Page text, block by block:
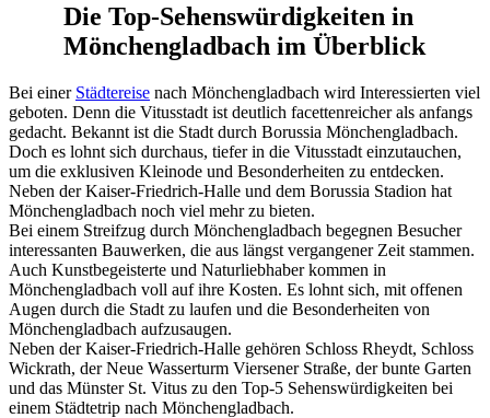
Die Top-Sehenswürdigkeiten in
Mönchengladbach im Überblick
Bei einer Städtereise nach Mönchengladbach wird Interessierten viel
geboten. Denn die Vitusstadt ist deutlich facettenreicher als anfangs
gedacht. Bekannt ist die Stadt durch Borussia Mönchengladbach.
Doch es lohnt sich durchaus, tiefer in die Vitusstadt einzutauchen,
um die exklusiven Kleinode und Besonderheiten zu entdecken.
Neben der Kaiser-Friedrich-Halle und dem Borussia Stadion hat
Mönchengladbach noch viel mehr zu bieten.
Bei einem Streifzug durch Mönchengladbach begegnen Besucher
interessanten Bauwerken, die aus längst vergangener Zeit stammen.
Auch Kunstbegeisterte und Naturliebhaber kommen in
Mönchengladbach voll auf ihre Kosten. Es lohnt sich, mit offenen
Augen durch die Stadt zu laufen und die Besonderheiten von
Mönchengladbach aufzusaugen.
Neben der Kaiser-Friedrich-Halle gehören Schloss Rheydt, Schloss
Wickrath, der Neue Wasserturm Viersener Straße, der bunte Garten
und das Münster St. Vitus zu den Top-5 Sehenswürdigkeiten bei
einem Städtetrip nach Mönchengladbach.